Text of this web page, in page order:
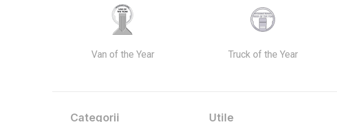
Van of the Year Truck of the Year
Categorii Utile